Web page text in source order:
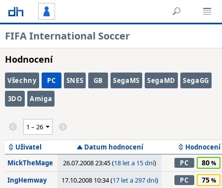
FIFA International Soccer
Hodnocení
Všechny PC SNES GB SegaMS SegaMD SegaGG
3DO Amiga
Uživatel Datum hodnocení
Hodnocení
MickTheMage
26.07.2008 23:45 (18 let a 15 dní) PC 80
IngHemway 17.10.2008 10:34 (17 let a 297 dní) PC 75